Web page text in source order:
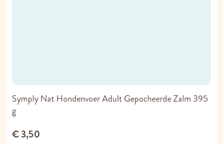
Symply Nat Hondenvoer Adult Gepocheerde Zalm 395
g
€ 3,50